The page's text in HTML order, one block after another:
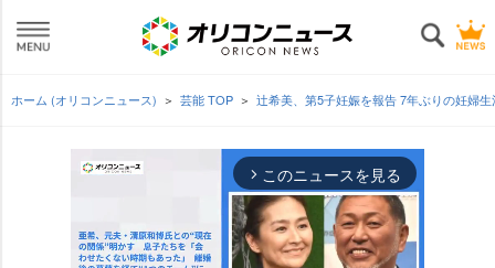
ホーム (オリコンニュース) 芸能 TOP 辻希美、第5子妊娠を報告 7年ぶりの妊婦
arrow_forward_ios このニュースを見る